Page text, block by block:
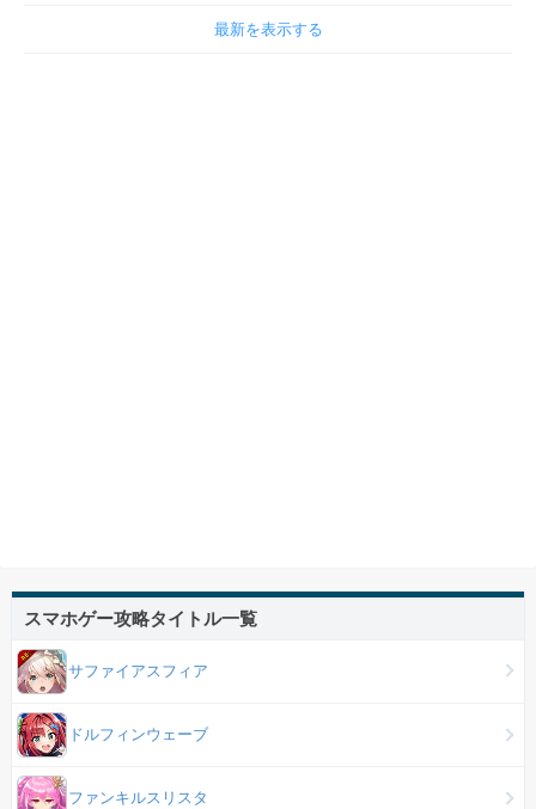
最新を表示する
スマホゲー攻略タイトル一覧
サファイアスフィア
ドルフィンウェーブ
ファンキルスリスタ